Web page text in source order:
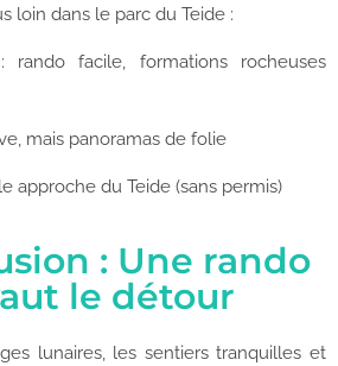
loin dans le parc du Teide :
rando facile, formations rocheuses
mais panoramas de folie
approche du Teide (sans permis)
: Une rando
le détour
lunaires, les sentiers tranquilles et